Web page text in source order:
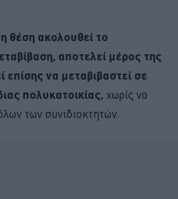
η θέση ακολουθεί το
αποτελεί μέρος της
επίσης να μεταβιβαστεί σε
πολυκατοικίας, χωρίς να
των συνιδιοκτητών.